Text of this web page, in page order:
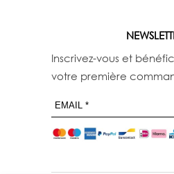
Inscrivez-vous et
votre première